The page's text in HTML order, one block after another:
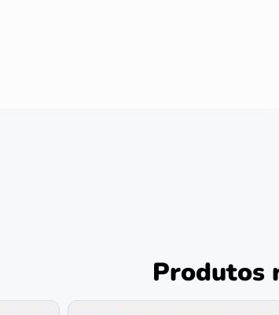
Produtos